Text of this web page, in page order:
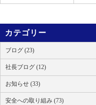
カテゴリー
ブログ (23)
社長ブログ (12)
お知らせ (33)
安全への取り組み (73)